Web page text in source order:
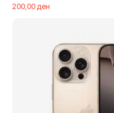
200,00ден